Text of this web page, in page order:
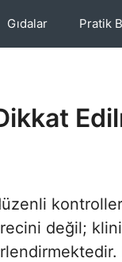
Gıdalar Pratik
değil;